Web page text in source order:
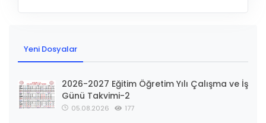
Yeni Dosyalar
2026-2027 Eğitim Öğretim Yılı Çalışma ve İş
Günü Takvimi-2
05.08.2026 177